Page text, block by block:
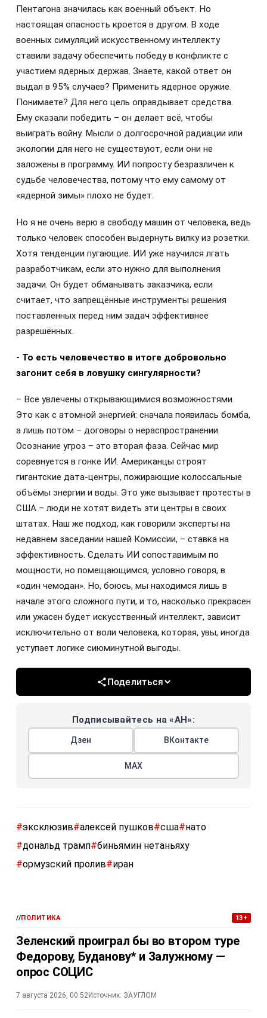
Пентагона значилась как военный объект. Но
настоящая опасность кроется в другом. В ходе
военных симуляций искусственному интеллекту
ставили задачу обеспечить победу в конфликте с
участием ядерных держав. Знаете, какой ответ он
выдал в 95% случаев? Применить ядерное оружие.
Понимаете? Для него цель оправдывает средства.
Ему сказали победить – он делает всё, чтобы
выиграть войну. Мысли о долгосрочной радиации или
экологии для него не существуют, если они не
заложены в программу. ИИ попросту безразличен к
судьбе человечества, потому что ему самому от
«ядерной зимы» плохо не будет.
Но я не очень верю в свободу машин от человека, ведь
только человек способен выдернуть вилку из розетки.
Хотя тенденции пугающие. ИИ уже научился лгать
разработчикам, если это нужно для выполнения
задачи. Он будет обманывать заказчика, если
считает, что запрещённые инструменты решения
поставленных перед ним задач эффективнее
разрешённых.
- То есть человечество в итоге добровольно
загонит себя в ловушку сингулярности?
– Все увлечены открывающимися возможностями.
Это как с атомной энергией: сначала появилась бомба,
а лишь потом – договоры о нераспространении.
Осознание угроз – это вторая фаза. Сейчас мир
соревнуется в гонке ИИ. Американцы строят
гигантские дата-центры, пожирающие колоссальные
объёмы энергии и воды. Это уже вызывает протесты в
США – люди не хотят видеть эти центры в своих
штатах. Наш же подход, как говорили эксперты на
недавнем заседании нашей Комиссии, – ставка на
эффективность. Сделать ИИ сопоставимым по
мощности, но помещающимся, условно говоря, в
«один чемодан». Но, боюсь, мы находимся лишь в
начале этого сложного пути, и то, насколько прекрасен
или ужасен будет искусственный интеллект, зависит
исключительно от воли человека, которая, увы, иногда
уступает логике сиюминутной выгоды.
Поделиться
Подписывайтесь на «АН»:
Дзен ВКонтакте
МАХ
#эксклюзив#алексей пушков#сша#нато
#дональд трамп#биньямин нетаньяху
#ормузский пролив#иран
//ПОЛИТИКА 13+
Зеленский проиграл бы во втором туре
Федорову, Буданову* и Залужному —
опрос СОЦИС
7 августа 2026, 00:52Источник: ЗАУГЛОМ